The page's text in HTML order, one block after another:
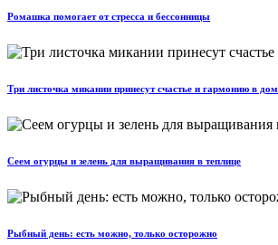
Ромашка помогает от стресса и бессонницы
Три листочка микании принесут счастье и гармонию в дом
Сеем огурцы и зелень для выращивания в теплице
Рыбный день: есть можно, только осторожно